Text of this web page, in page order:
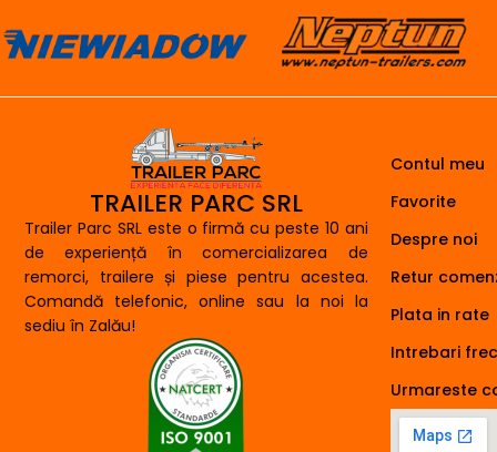
TRAILER PARC SRL
Trailer Parc SRL este o firmă cu peste 10 ani
de experiență în comercializarea de
remorci, trailere și piese pentru acestea.
Comandă telefonic, online sau la noi la
sediu în Zalău!
Contul meu
Favorite
Despre noi
Retur
Plata in rate
Intrebari
Urmareste